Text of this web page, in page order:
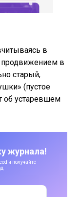
в
продвижением в
старый,
(пустое
об устаревшем
журнала!
и получайте